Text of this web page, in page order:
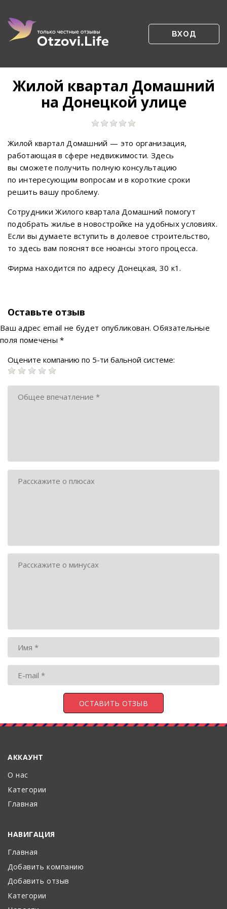
ВХОД
Жилой квартал Домашний
на Донецкой улице
Жилой квартал Домашний — это организация,
работающая в сфере недвижимости. Здесь
вы сможете получить полную консультацию
по интересующим вопросам и в короткие сроки
решить вашу проблему.
Сотрудники Жилого квартала Домашний помогут
подобрать жилье в новостройке на удобных условиях.
Если вы думаете вступить в долевое строительство,
то здесь вам пояснят все нюансы этого процесса.
Фирма находится по адресу Донецкая, 30 к1.
Оставьте отзыв
Ваш адрес email не будет опубликован. Обязательные
поля помечены*
Оцените компанию по 5-ти бальной системе:
АККАУНТ
О нас
Категории
Главная
НАВИГАЦИЯ
Главная
Добавить компанию
Добавить отзыв
Категории